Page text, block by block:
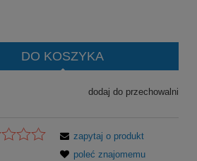
DO KOSZYKA
dodaj do przechowalni
zapytaj o produkt
poleć znajomemu